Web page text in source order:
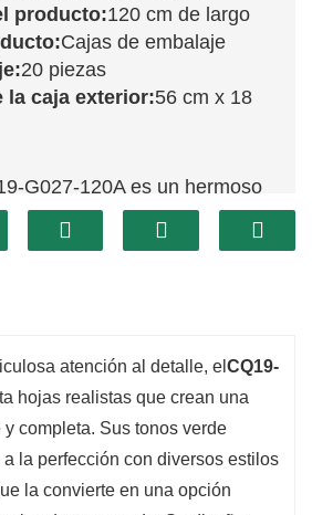
producto:120 cm de largo
Cajas de embalaje
20 piezas
la caja exterior:56 cm x 18
G027-120A es un hermoso
tu decoración navideña. Con
esta impresionante pieza
asemejarse a las hojas
o envolver barandillas, esta
toque festivo a cualquier
atención al detalle, el CQ19-
hojas realistas que crean una
completa. Sus tonos verde
la perfección con diversos estilos
la convierte en una opción